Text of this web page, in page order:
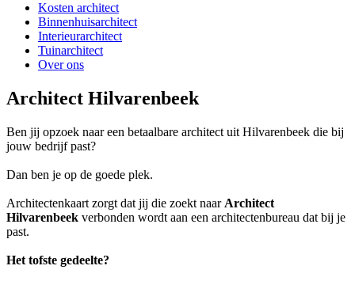
Kosten architect
Binnenhuisarchitect
Interieurarchitect
Tuinarchitect
Over ons
Architect Hilvarenbeek
Ben jij opzoek naar een betaalbare architect uit Hilvarenbeek die bij
jouw bedrijf past?
Dan ben je op de goede plek.
Architectenkaart zorgt dat jij die zoekt naar Architect
Hilvarenbeek verbonden wordt aan een architectenbureau dat bij je
past.
Het tofste gedeelte?